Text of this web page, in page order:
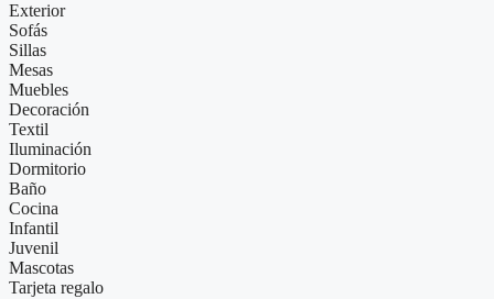
Exterior
Sofás
Sillas
Mesas
Muebles
Decoración
Textil
Iluminación
Dormitorio
Baño
Cocina
Infantil
Juvenil
Mascotas
Tarjeta regalo